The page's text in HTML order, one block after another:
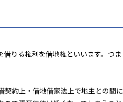
りる権利を借地権といいます。つま
契約上・借地借家法上で地主との間に